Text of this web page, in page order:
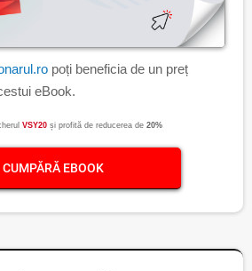
poți beneficia de un preț
eBook.
VSY20 și profită de reducerea de 20%
CUMPĂRĂ EBOOK